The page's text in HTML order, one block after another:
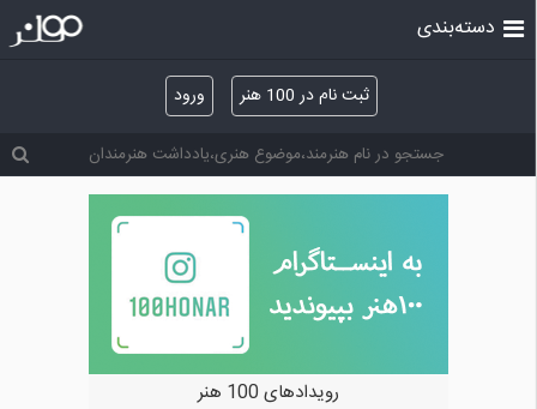
ثبت نام در 100 هنر ورود
دسته‌بندی
رویدادهای 100 هنر